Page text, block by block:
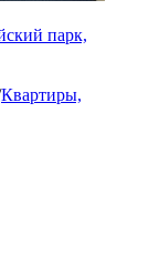
парк,
Квартиры,